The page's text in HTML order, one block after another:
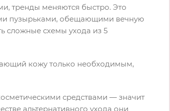
тренды меняются быстро. Это
пузырьками, обещающими вечную
сложные схемы ухода из 5
кожу только необходимым,
средствами — значит
альтернативного ухода они